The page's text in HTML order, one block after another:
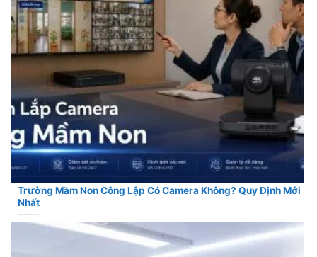
Trường Mầm Non Công Lập Có Camera Không? Quy Định Mới
Nhất